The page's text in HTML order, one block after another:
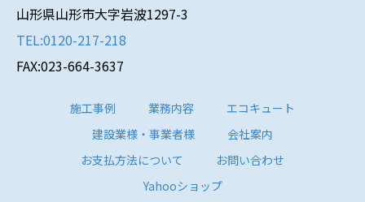
山形県山形市大字岩波1297-3
TEL:0120-217-218
FAX:023-664-3637
施工事例 業務内容
エコキュート
建設業様・事業者様
会社案内
お支払方法について
お問い合わせ
Yahooショップ